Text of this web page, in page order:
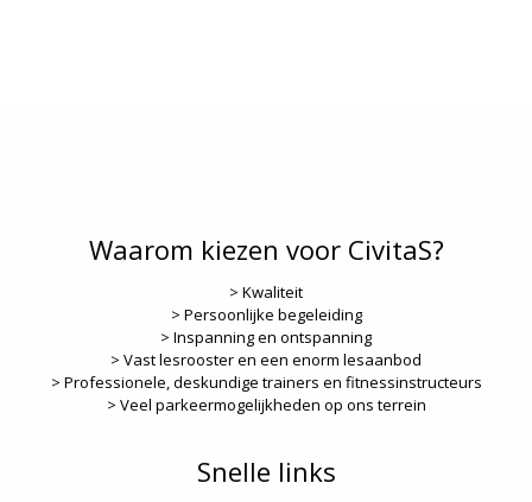
Waarom kiezen voor CivitaS?
> Kwaliteit
> Persoonlijke begeleiding
> Inspanning en ontspanning
> Vast lesrooster en een enorm lesaanbod
> Professionele, deskundige trainers en fitnessinstructeurs
> Veel parkeermogelijkheden op ons terrein
Snelle links